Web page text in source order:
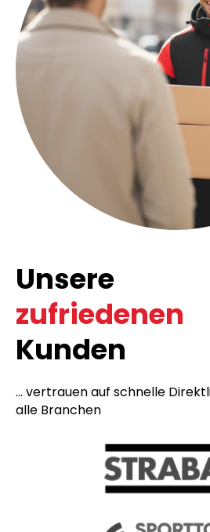
Unsere
zufriedenen
Kunden
... vertrauen auf schnelle
alle Branchen